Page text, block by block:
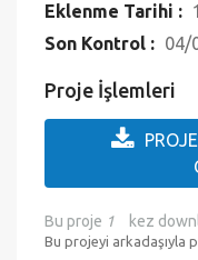
Programı:
Düzenlenebilir
Çıktıya Hazır mı?:
Eklenme Tarihi :
Son Kontrol : 04/